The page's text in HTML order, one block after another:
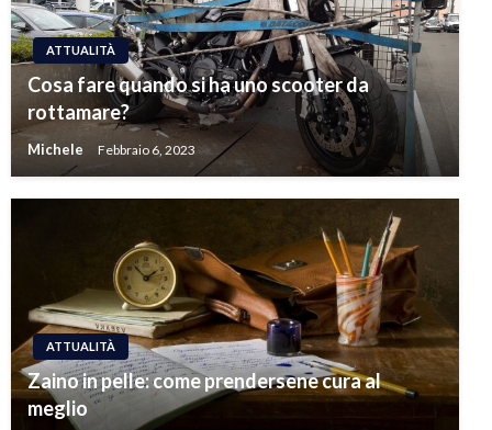
ATTUALITÀ
Cosa fare quando si ha uno scooter da
rottamare?
Michele Febbraio 6, 2023
ATTUALITÀ
Zaino in pelle: come prendersene cura al
meglio